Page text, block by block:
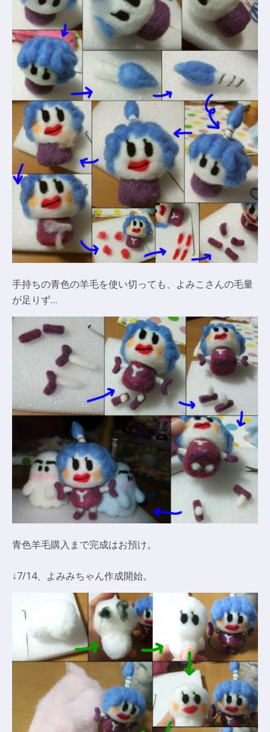
手持ちの青色の羊毛を使い切っても、よみこさんの毛量
が足りず…
青色羊毛購入まで完成はお預け。
↓7/14、よみみちゃん作成開始。